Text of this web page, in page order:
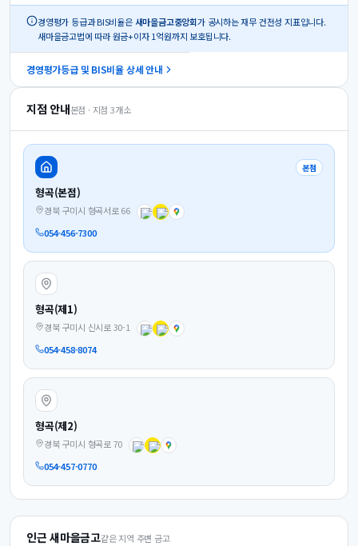
경영평가 등급과 BIS비율은 새마을금고중앙회가 공시하는 재무 건전성 지표입니다.
새마을금고법에 따라 원금+이자 1억원까지 보호됩니다.
경영평가등급 및 BIS비율 상세 안내
지점 안내본점 · 지점 3개소
본점
형곡(본점)
경북 구미시 형곡서로 66
054-456-7300
형곡(제1)
경북 구미시 신시로 30-1
054-458-8074
형곡(제2)
경북 구미시 형곡로 70
054-457-0770
인근 새마을금고같은 지역 주변 금고